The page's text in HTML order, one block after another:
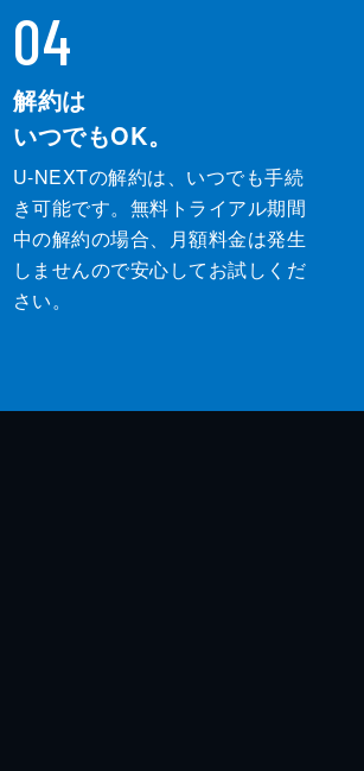
04
解約は
いつでもOK。
U-NEXTの解約は、いつでも手続
き可能です。無料トライアル期間
中の解約の場合、月額料金は発生
しませんので安心してお試しくだ
さい。